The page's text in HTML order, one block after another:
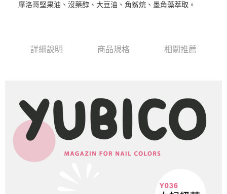
每筆NT$80，滿NT$499(含以上)免運費
每筆NT$9,999
摩洛哥堅果油、沒藥醇、大豆油、角鯊烷、墨角藻萃取。
詳細說明 商品規格 相關推薦